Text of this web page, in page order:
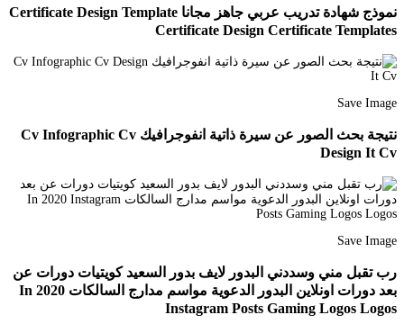
نموذج شهادة تدريب عربي جاهز مجانا Certificate Design Template
Certificate Design Certificate Templates
Save Image
نتيجة بحث الصور عن سيرة ذاتية انفوجرافيك Cv Infographic Cv
Design It Cv
Save Image
رب تقبل مني وسددني البدور لايف بدور السعيد كويتيات دورات عن
بعد دورات اونلاين البدور الدعوية مواسم مدارج السالكات In 2020
Instagram Posts Gaming Logos Logos